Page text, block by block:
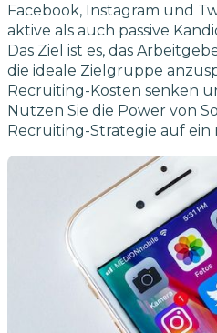
Facebook, Instagram und
aktive als auch passive
Das Ziel ist es, das
die ideale Zielgruppe
Recruiting-Kosten senken
Nutzen Sie die Power von
Recruiting-Strategie auf ein